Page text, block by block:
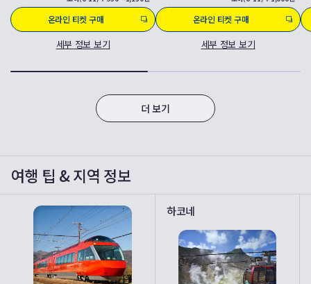
온라인 티켓 구매
세부 정보 보기
온라인 티켓 구매
세부 정보 보기
더 보기
여행 팁 & 지역 정보
하코네